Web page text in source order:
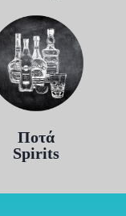
Ποτά
Spirits